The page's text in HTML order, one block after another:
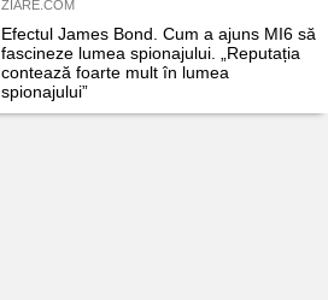
ZIARE.COM
Efectul James Bond. Cum a ajuns MI6 să
fascineze lumea spionajului. „Reputația
contează foarte mult în lumea
spionajului”